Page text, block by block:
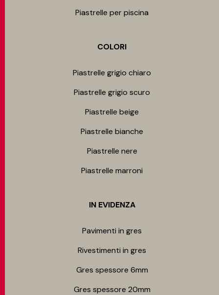
Piastrelle per piscina
COLORI
Piastrelle grigio chiaro
Piastrelle grigio scuro
Piastrelle beige
Piastrelle bianche
Piastrelle nere
Piastrelle marroni
IN EVIDENZA
Pavimenti in gres
Rivestimenti in gres
Gres spessore 6mm
Gres spessore 20mm